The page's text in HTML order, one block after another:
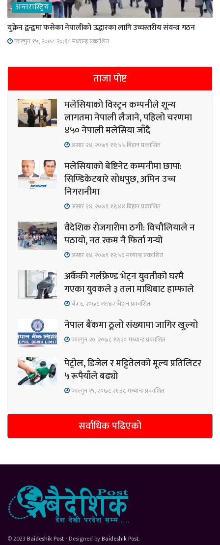
अन्तरास्ट्रिय
युक्रेन द्वन्द्वमा फसेका नेपालीकाे उद्धारका लागि उच्चस्तरीय संयन्त्र गठन
फाल्गुन १५, २०७८ २०;१८ मध्यान्ह प्रकाशित
ताजा पोष्ट
मलेसियाको विस्ट्रन कम्पनीले शून्य
लागतमा नेपाली लैजाने, पहिलो चरणमा
४५० नेपाली मलेसिया जाँदै
असार २४, २०७९ ११;५५ बिहान प्रकाशित
मलेसियाको बेष्टिनेट कम्पनीमा छापा:
सिण्डिकेटबारे सोधपुछ, अमिन उच्च
निगरानीमा
असार २४, २०७९ ११;४४ बिहान प्रकाशित
वैदेशिक रोजगारीमा ठगी: विचौलियाले न
पठायो, नत रकम नै फिर्ता गर्‍यो
असार १४, २०७९ १२;५६ मध्यान्ह प्रकाशित
अर्कैकी गर्लफ्रेण्ड भेट्न युवतीको घरमै
गएका युवकले ३ तला माथिबाट हाम्फाले
चैत्र ६, २०७८ ११;४२ बिहान प्रकाशित
नेपाल बैंकमा ठूलो संख्यामा जागिर खुल्यो
फाल्गुन २०, २०७८ १२;२० मध्यान्ह प्रकाशित
पेट्रोल, डिजेल र मट्टितेलको मूल्य प्रतिलिटर
५ रूपैयाँले बढ्यो
फाल्गुन १९, २०७८ २१;३८ मध्यान्ह प्रकाशित
सर्वाधिक पढिएको
© 2023 Baideshik Post - Designed byBaideshik Post.